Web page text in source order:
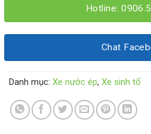
Hotline:
Chat
Danh mục: Xe nước ép, Xe sinh tố